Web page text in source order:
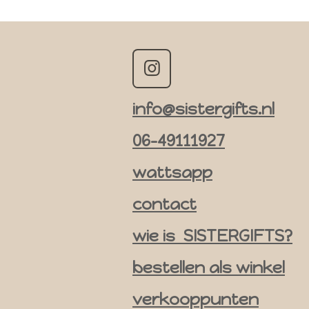
I
s
a
g
a
m
info@sistergifts.nl
06-49111927
wattsapp
contact
wie is SISTERGIFTS?
bestellen als winkel
verkooppunten